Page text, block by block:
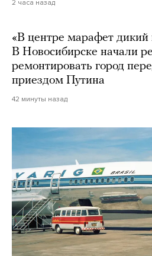
2 часа назад
«В центре марафет дикий
В Новосибирске начали
ремонтировать город
приездом Путина
42 минуты назад